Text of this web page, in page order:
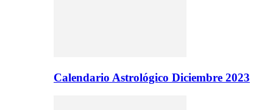
Calendario Astrológico Diciembre 2023